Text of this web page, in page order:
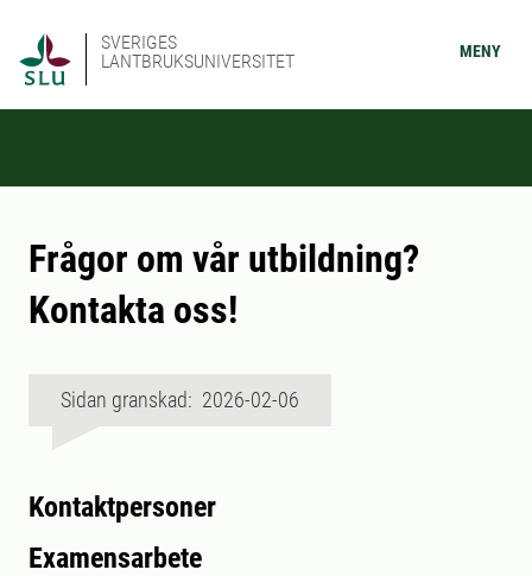
SVERIGES
LANTBRUKSUNIVERSITET
MENY
Frågor om vår utbildning?
Kontakta oss!
Sidan granskad: 2026-02-06
Kontaktpersoner
Examensarbete